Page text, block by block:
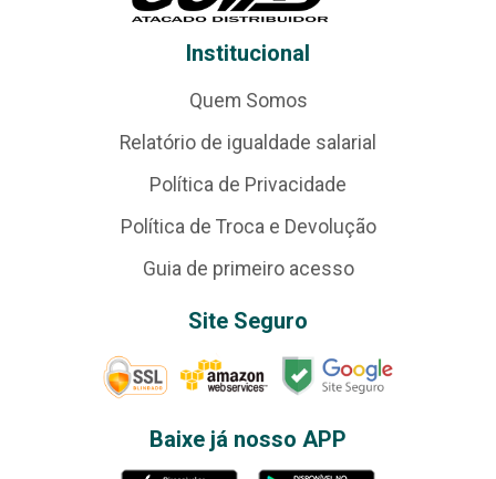
Institucional
Quem Somos
Relatório de igualdade salarial
Política de Privacidade
Política de Troca e Devolução
Guia de primeiro acesso
Site Seguro
Baixe já nosso APP